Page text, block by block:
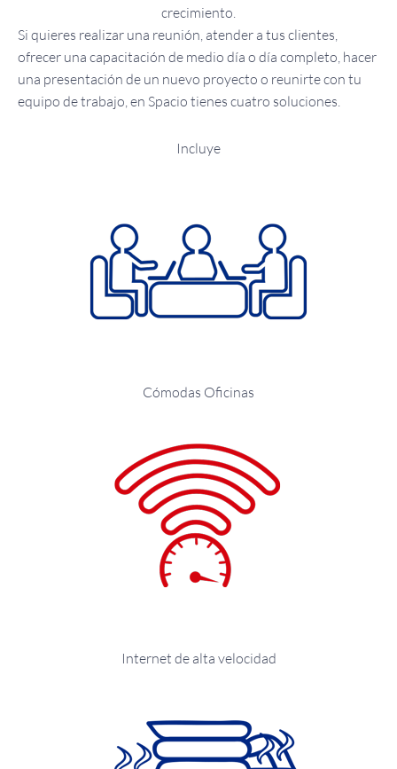
crecimiento.
Si quieres realizar una reunión, atender a tus clientes,
ofrecer una capacitación de medio día o día completo, hacer
una presentación de un nuevo proyecto o reunirte con tu
equipo de trabajo, en Spacio tienes cuatro soluciones.
Incluye
Cómodas Oficinas
Internet de alta velocidad